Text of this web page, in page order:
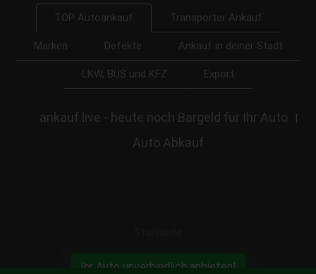
TOP Autoankauf Transporter Ankauf
Marken Defekte Ankauf in deiner Stadt
LKW, BUS und KFZ Export
ankauf.live - heute noch Bargeld für Ihr Auto |
Auto Abkauf
Ihr Auto unverbindlich anbieten!